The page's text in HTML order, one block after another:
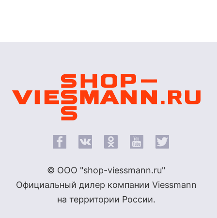
© ООО "shop-viessmann.ru"
Официальный дилер компании Viessmann
на территории России.